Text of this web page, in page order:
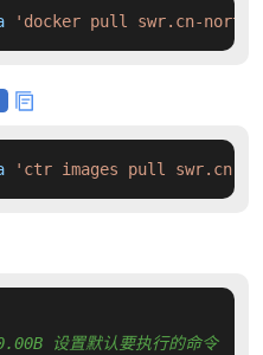
'docker pull swr.cn-north-
'ctr images pull swr.cn-
设置默认要执行的命令